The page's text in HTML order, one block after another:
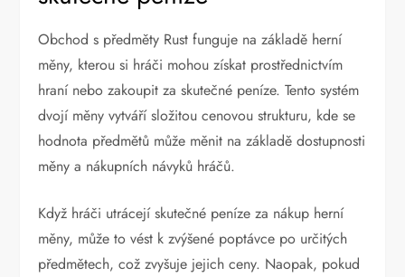
Obchod s předměty Rust funguje na základě herní
měny, kterou si hráči mohou získat prostřednictvím
hraní nebo zakoupit za skutečné peníze. Tento systém
dvojí měny vytváří složitou cenovou strukturu, kde se
hodnota předmětů může měnit na základě dostupnosti
měny a nákupních návyků hráčů.
Když hráči utrácejí skutečné peníze za nákup herní
měny, může to vést k zvýšené poptávce po určitých
předmětech, což zvyšuje jejich ceny. Naopak, pokud